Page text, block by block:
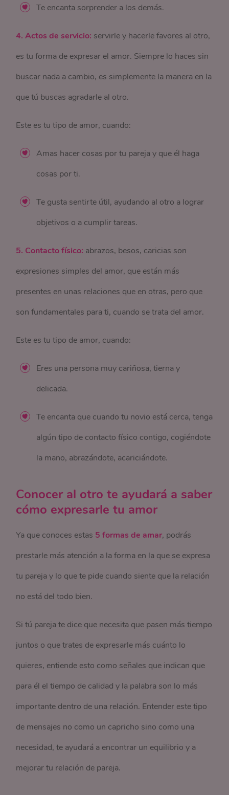
Te encanta sorprender a los demás.
4. Actos de servicio: servirle y hacerle favores al otro,
es tu forma de expresar el amor. Siempre lo haces sin
buscar nada a cambio, es simplemente la manera en la
que tú buscas agradarle al otro.
Este es tu tipo de amor, cuando:
Amas hacer cosas por tu pareja y que él haga
cosas por ti.
Te gusta sentirte útil, ayudando al otro a lograr
objetivos o a cumplir tareas.
5. Contacto físico: abrazos, besos, caricias son
expresiones simples del amor, que están más
presentes en unas relaciones que en otras, pero que
son fundamentales para ti, cuando se trata del amor.
Este es tu tipo de amor, cuando:
Eres una persona muy cariñosa, tierna y
delicada.
Te encanta que cuando tu novio está cerca, tenga
algún tipo de contacto físico contigo, cogiéndote
la mano, abrazándote, acariciándote.
Conocer al otro te ayudará a saber
cómo expresarle tu amor
Ya que conoces estas 5 formas de amar, podrás
prestarle más atención a la forma en la que se expresa
tu pareja y lo que te pide cuando siente que la relación
no está del todo bien.
Si tú pareja te dice que necesita que pasen más tiempo
juntos o que trates de expresarle más cuánto lo
quieres, entiende esto como señales que indican que
para él el tiempo de calidad y la palabra son lo más
importante dentro de una relación. Entender este tipo
de mensajes no como un capricho sino como una
necesidad, te ayudará a encontrar un equilibrio y a
mejorar tu relación de pareja.